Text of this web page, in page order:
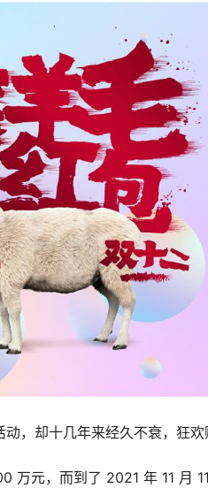
，却十几年来经久不衰，狂欢
万元，而到了 2021 年 11 月